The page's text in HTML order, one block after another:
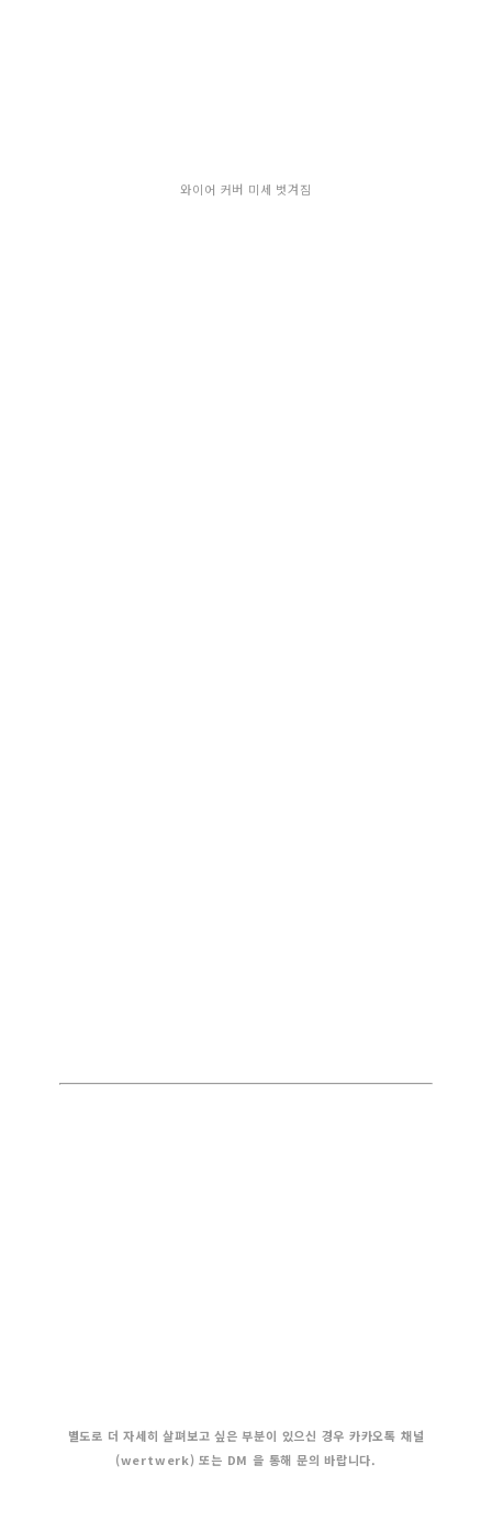
와이어 커버 미세 벗겨짐
별도로 더 자세히 살펴보고 싶은 부분이 있으신 경우 카카오톡 채널
(wertwerk) 또는 DM 을 통해 문의 바랍니다.